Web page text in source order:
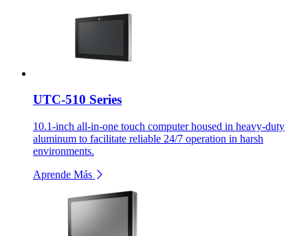
UTC-510 Series
10.1-inch all-in-one touch computer housed in heavy-duty
aluminum to facilitate reliable 24/7 operation in harsh
environments.
Aprende Más